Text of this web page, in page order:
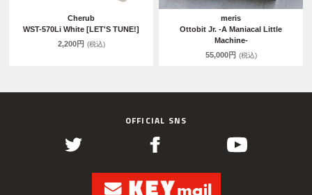
Cherub
WST-570Li White [LET'S TUNE!]
2,200円 (税込)
meris
Ottobit Jr. -A Maniacal Little
Machine-
55,000円 (税込)
OFFICIAL SNS